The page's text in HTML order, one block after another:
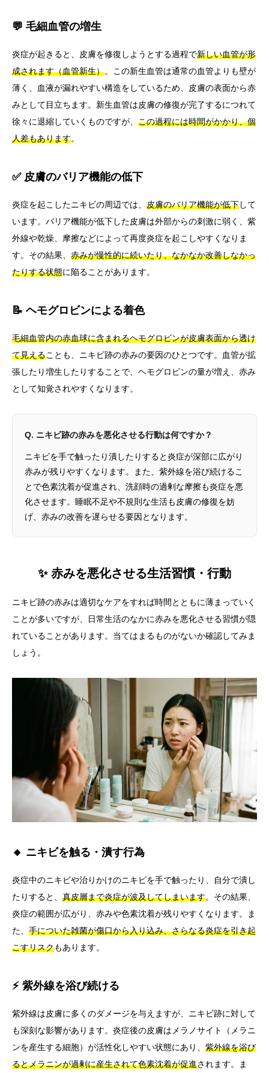
💬 毛細血管の増生
炎症が起きると、皮膚を修復しようとする過程で新しい血管が形
成されます（血管新生）。この新生血管は通常の血管よりも壁が
薄く、血液が漏れやすい構造をしているため、皮膚の表面から赤
みとして目立ちます。新生血管は皮膚の修復が完了するにつれて
徐々に退縮していくものですが、 この過程には時間がかかり、個
人差もあります。
✅ 皮膚のバリア機能の低下
炎症を起こしたニキビの周辺では、 皮膚のバリア機能が低下して
います。バリア機能が低下した皮膚は外部からの刺激に弱く、紫
外線や乾燥、摩擦などによって再度炎症を起こしやすくなりま
す。その結果、 赤みが慢性的に続いたり、なかなか改善しなかっ
たりする状態に陥ることがあります。
📝 ヘモグロビンによる着色
毛細血管内の赤血球に含まれるヘモグロビンが皮膚表面から透け
て見えることも、ニキビ跡の赤みの要因のひとつです。血管が拡
張したり増生したりすることで、ヘモグロビンの量が増え、赤み
として知覚されやすくなります。
Q. ニキビ跡の赤みを悪化させる行動は何ですか？
ニキビを手で触ったり潰したりすると炎症が深部に広がり
赤みが残りやすくなります。また、紫外線を浴び続けるこ
とで色素沈着が促進され、洗顔時の過剰な摩擦も炎症を悪
化させます。睡眠不足や不規則な生活も皮膚の修復を妨
げ、赤みの改善を遅らせる要因となります。
✨ 赤みを悪化させる生活習慣・行動
ニキビ跡の赤みは適切なケアをすれば時間とともに薄まっていく
ことが多いですが、日常生活のなかに赤みを悪化させる習慣が隠
れていることがあります。当てはまるものがないか確認してみま
しょう。
🔸 ニキビを触る・潰す行為
炎症中のニキビや治りかけのニキビを手で触ったり、自分で潰し
たりすると、 真皮層まで炎症が波及してしまいます。その結果、
炎症の範囲が広がり、赤みや色素沈着が残りやすくなります。ま
た、 手についた雑菌が傷口から入り込み、さらなる炎症を引き起
こすリスクもあります。
⚡ 紫外線を浴び続ける
紫外線は皮膚に多くのダメージを与えますが、ニキビ跡に対して
も深刻な影響があります。炎症後の皮膚はメラノサイト（メラニ
ンを産生する細胞）が活性化しやすい状態にあり、 紫外線を浴び
るとメラニンが過剰に産生されて色素沈着が促進されます。ま